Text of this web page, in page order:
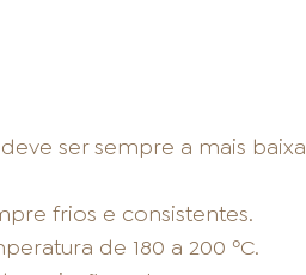
ser sempre a mais baixa
frios e consistentes.
de 180 a 200 ºC.